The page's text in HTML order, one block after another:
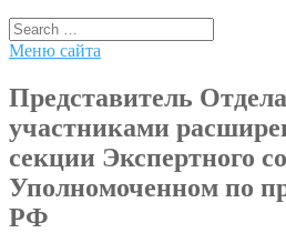
Меню сайта
Представитель
участниками
секции Экспертного
Уполномоченном по
РФ